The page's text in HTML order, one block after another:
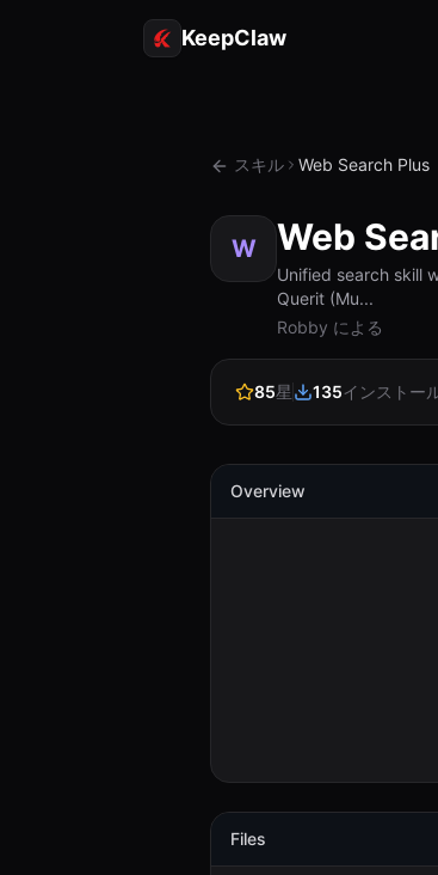
KeepClaw
スキル Web Search Plus
W Web
Unified search skill
Querit (Mu...
Robby による
85星 135インストー
Overview
Files